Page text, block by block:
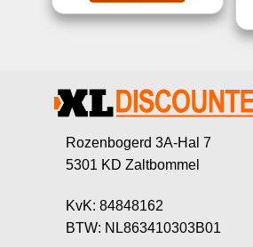
Rozenbogerd 3A-Hal 7
5301 KD Zaltbommel
KvK: 84848162
BTW: NL863410303B01